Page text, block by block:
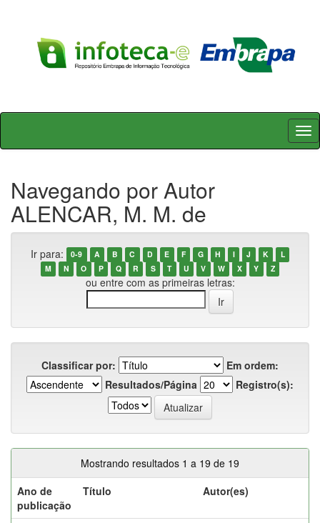
Skip
Navegando por Autor
ALENCAR, M. M. de
Ir para: 0-9 A B C D E F G H I J K
L
M
N O P Q R S T U V W X Y Z
ou entre com as primeiras letras:
Classificar por:
Em ordem:
Resultados/Página
Registro(s):
Mostrando resultados 1 a 19 de 19
Ano de
publicação
Título Autor(es)